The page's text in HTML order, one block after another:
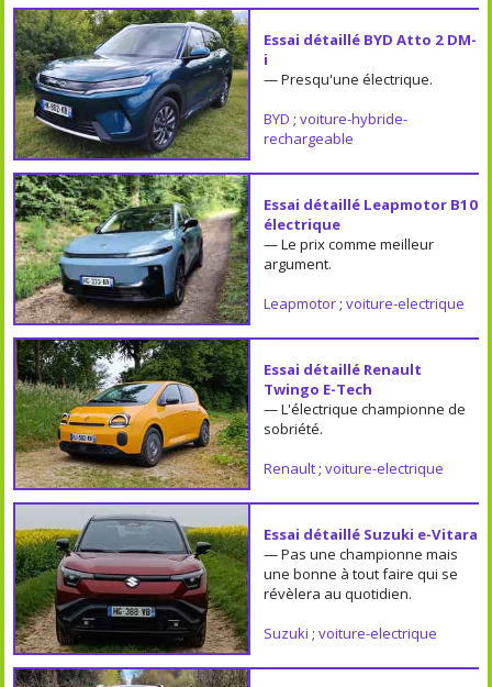
Essai détaillé BYD Atto 2 DM-
i
— Presqu'une électrique.
BYD ; voiture-hybride-
rechargeable
Essai détaillé Leapmotor B10
électrique
— Le prix comme meilleur
argument.
Leapmotor; voiture-electrique
Essai détaillé Renault
Twingo E-Tech
— L'électrique championne de
sobriété.
Renault; voiture-electrique
Essai détaillé Suzuki e-Vitara
— Pas une championne mais
une bonne à tout faire qui se
révèlera au quotidien.
Suzuki ; voiture-electrique